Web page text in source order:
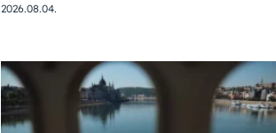
2026.08.04.